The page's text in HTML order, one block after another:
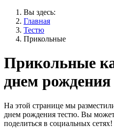
Вы здесь:
Главная
Тестю
Прикольные
Прикольные
днем рождения
На этой странице мы
днем рождения тестю. Вы
поделиться в социальных сетях!